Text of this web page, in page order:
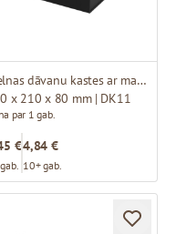
Melnas dāvanu kastes ar magnētu
x 210 x 80 mm | DK11
par 1 gab.
€4,84 €
10+ gab.